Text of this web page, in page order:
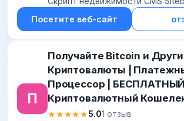
Посетите веб-сайт
П
Получайте Bitcoin и
Криптовалюты |
Процессор |
Криптовалютный
★★★★★
★★★★★5.01 отзыв